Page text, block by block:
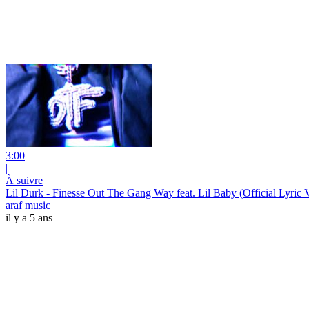
3:00
|
À suivre
Lil Durk - Finesse Out The Gang Way feat. Lil Baby (Official Lyric
araf music
il y a 5 ans